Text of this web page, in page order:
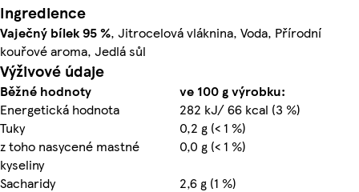
Ingredience
Vaječný bílek 95 %, Jitrocelová vláknina, Voda, Přírodní
kouřové aroma, Jedlá sůl
Výživové údaje
Běžné hodnoty
ve 100 g výrobku:
Energetická hodnota
282 kJ/ 66 kcal (3 %)
Tuky
0,2 g (< 1 %)
z toho nasycené mastné
kyseliny
0,0 g (< 1 %)
Sacharidy
2,6 g (1 %)